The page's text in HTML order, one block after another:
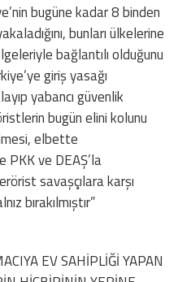
bugüne kadar 8 binden
bunları ülkelerine
bağlantılı olduğunu
giriş yasağı
yabancı güvenlik
bugün elini kolunu
elbette
PKK ve DEAŞ’la
savaşçılara karşı
bırakılmıştır”
EV SAHİPLİĞİ YAPAN